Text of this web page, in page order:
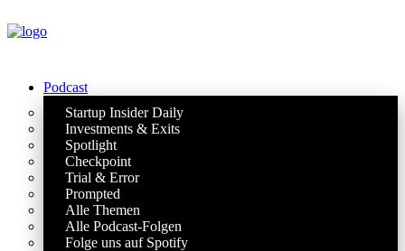
Podcast
Startup Insider Daily
Investments & Exits
Spotlight
Checkpoint
Trial & Error
Prompted
Alle Themen
Alle Podcast-Folgen
Folge uns auf Spotify